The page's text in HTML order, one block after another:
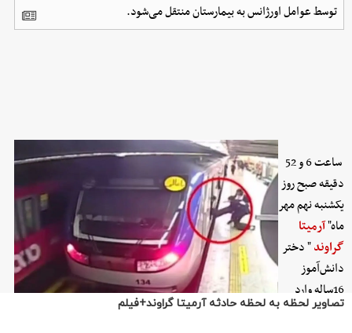
تصاویر لحظه به لحظه حادثه آرمیتا گراوند+فیلم